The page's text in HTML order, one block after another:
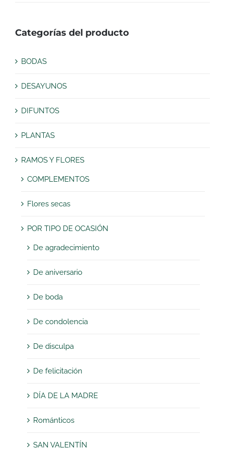
Categorías del producto
BODAS
DESAYUNOS
DIFUNTOS
PLANTAS
RAMOS Y FLORES
COMPLEMENTOS
Flores secas
POR TIPO DE OCASIÓN
De agradecimiento
De aniversario
De boda
De condolencia
De disculpa
De felicitación
DÍA DE LA MADRE
Románticos
SAN VALENTÍN